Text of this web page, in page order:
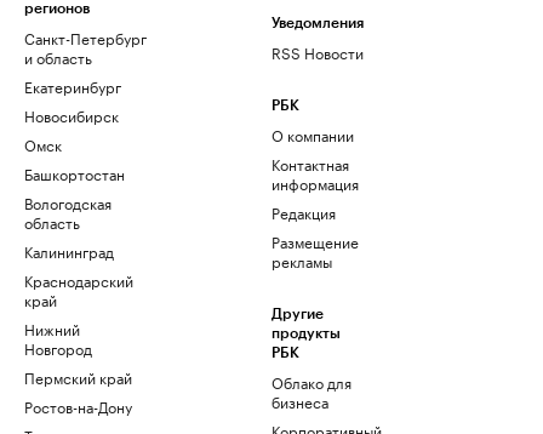
регионов
Санкт-Петербург
и область
Екатеринбург
Новосибирск
Омск
Башкортостан
Вологодская
область
Калининград
Краснодарский
край
Нижний
Новгород
Пермский край
Ростов-на-Дону
Уведомления
RSS Новости
РБК
О компании
Контактная
информация
Редакция
Размещение
рекламы
Другие
продукты
РБК
Облако для
бизнеса